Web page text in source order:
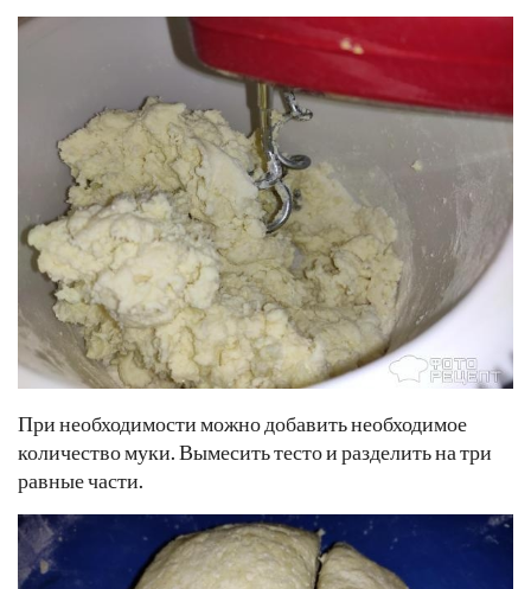
При необходимости можно добавить необходимое
количество муки. Вымесить тесто и разделить на три
равные части.